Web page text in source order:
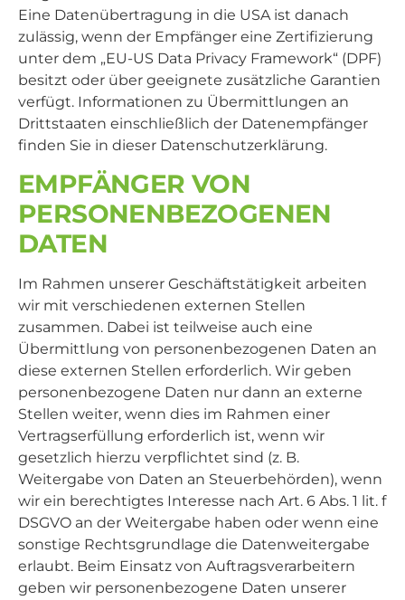
Eine Datenübertragung in die USA ist danach
zulässig, wenn der Empfänger eine Zertifizierung
unter dem „EU-US Data Privacy Framework“ (DPF)
besitzt oder über geeignete zusätzliche Garantien
verfügt. Informationen zu Übermittlungen an
Drittstaaten einschließlich der Datenempfänger
finden Sie in dieser Datenschutzerklärung.
EMPFÄNGER VON
PERSONENBEZOGENEN
DATEN
Im Rahmen unserer Geschäftstätigkeit arbeiten
wir mit verschiedenen externen Stellen
zusammen. Dabei ist teilweise auch eine
Übermittlung von personenbezogenen Daten an
diese externen Stellen erforderlich. Wir geben
personenbezogene Daten nur dann an externe
Stellen weiter, wenn dies im Rahmen einer
Vertragserfüllung erforderlich ist, wenn wir
gesetzlich hierzu verpflichtet sind (z. B.
Weitergabe von Daten an Steuerbehörden), wenn
wir ein berechtigtes Interesse nach Art. 6 Abs. 1 lit. f
DSGVO an der Weitergabe haben oder wenn eine
sonstige Rechtsgrundlage die Datenweitergabe
erlaubt. Beim Einsatz von Auftragsverarbeitern
geben wir personenbezogene Daten unserer